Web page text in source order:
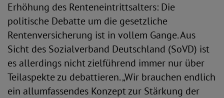
Erhöhung des Renteneintrittsalters: Die
politische Debatte um die gesetzliche
Rentenversicherung ist in vollem Gange. Aus
Sicht des Sozialverband Deutschland (SoVD) ist
es allerdings nicht zielführend immer nur über
Teilaspekte zu debattieren. „Wir brauchen endlich
ein allumfassendes Konzept zur Stärkung der